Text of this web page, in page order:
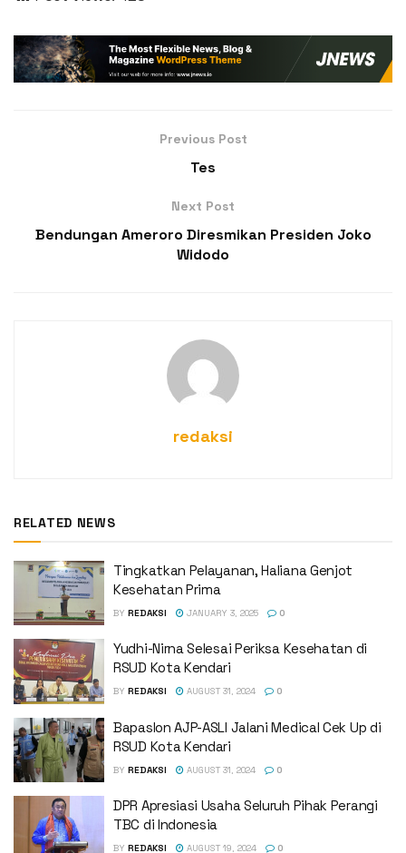
Previous Post
Tes
Next Post
Bendungan Ameroro Diresmikan Presiden Joko
Widodo
redaksi
RELATED NEWS
Tingkatkan Pelayanan, Haliana Genjot
Kesehatan Prima
BY REDAKSI JANUARY 3, 2025 0
Yudhi-Nirna Selesai Periksa Kesehatan di
RSUD Kota Kendari
BY REDAKSI AUGUST 31, 2024 0
Bapaslon AJP-ASLI Jalani Medical Cek Up di
RSUD Kota Kendari
BY REDAKSI AUGUST 31, 2024 0
DPR Apresiasi Usaha Seluruh Pihak Perangi
TBC di Indonesia
BY REDAKSI AUGUST 19, 2024 0